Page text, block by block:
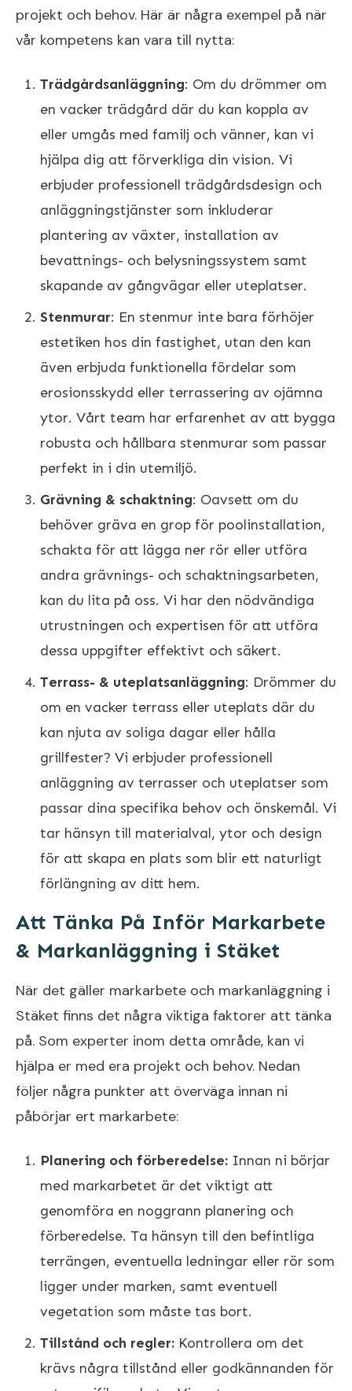
projekt och behov. Här är några exempel på när
vår kompetens kan vara till nytta:
Trädgårdsanläggning: Om du drömmer om
en vacker trädgård där du kan koppla av
eller umgås med familj och vänner, kan vi
hjälpa dig att förverkliga din vision. Vi
erbjuder professionell trädgårdsdesign och
anläggningstjänster som inkluderar
plantering av växter, installation av
bevattnings- och belysningssystem samt
skapande av gångvägar eller uteplatser.
Stenmurar: En stenmur inte bara förhöjer
estetiken hos din fastighet, utan den kan
även erbjuda funktionella fördelar som
erosionsskydd eller terrassering av ojämna
ytor. Vårt team har erfarenhet av att bygga
robusta och hållbara stenmurar som passar
perfekt in i din utemiljö.
Grävning & schaktning: Oavsett om du
behöver gräva en grop för poolinstallation,
schakta för att lägga ner rör eller utföra
andra grävnings- och schaktningsarbeten,
kan du lita på oss. Vi har den nödvändiga
utrustningen och expertisen för att utföra
dessa uppgifter effektivt och säkert.
Terrass- & uteplatsanläggning: Drömmer du
om en vacker terrass eller uteplats där du
kan njuta av soliga dagar eller hålla
grillfester? Vi erbjuder professionell
anläggning av terrasser och uteplatser som
passar dina specifika behov och önskemål. Vi
tar hänsyn till materialval, ytor och design
för att skapa en plats som blir ett naturligt
förlängning av ditt hem.
Att Tänka På Inför Markarbete
& Markanläggning i Stäket
När det gäller markarbete och markanläggning i
Stäket finns det några viktiga faktorer att tänka
på. Som experter inom detta område, kan vi
hjälpa er med era projekt och behov. Nedan
följer några punkter att överväga innan ni
påbörjar ert markarbete:
Planering och förberedelse: Innan ni börjar
med markarbetet är det viktigt att
genomföra en noggrann planering och
förberedelse. Ta hänsyn till den befintliga
terrängen, eventuella ledningar eller rör som
ligger under marken, samt eventuell
vegetation som måste tas bort.
Tillstånd och regler: Kontrollera om det
krävs några tillstånd eller godkännanden för